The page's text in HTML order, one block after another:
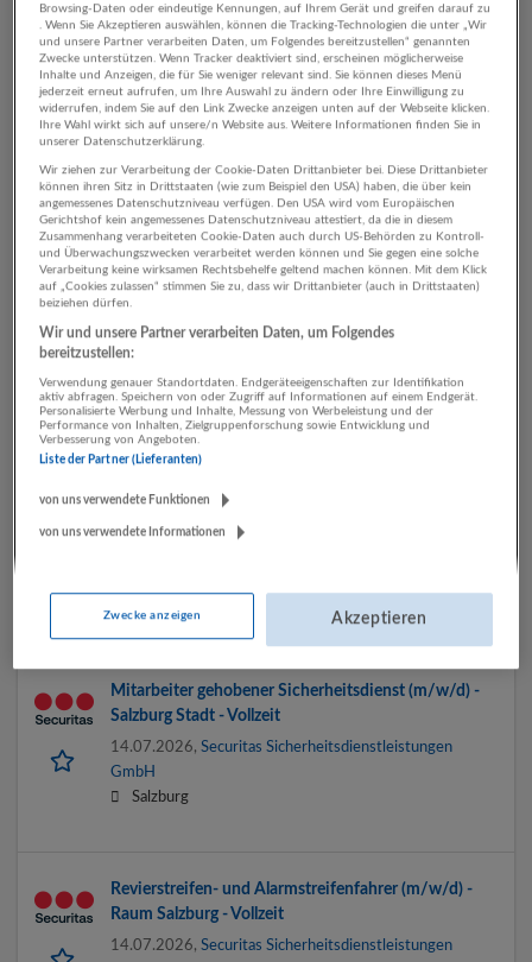
CRAZY Chef de Rang (all genders)
15.07.2026,St. Peter Stiftskulinarium
Salzburg
GENUSSMENSCH Chef de Partie (all genders)
15.07.2026,St. Peter Stiftskulinarium
Salzburg
Privatkundenberater:in (m/w/d)
15.07.2026, Rehrl + Partner Personalberatung GmbH
Salzburg
Mitarbeiter Baustellenwachdienst (m/w/d) -
4484 Kronstorf
Mitarbeiter gehobener Sicherheitsdienst (m/w/d) -
Salzburg Stadt - Vollzeit
14.07.2026, Securitas Sicherheitsdienstleistungen
GmbH
Salzburg
Revierstreifen- und Alarmstreifenfahrer (m/w/d) -
Raum Salzburg - Vollzeit
14.07.2026, Securitas Sicherheitsdienstleistungen
Browsing-Daten oder eindeutige Kennungen, auf Ihrem Gerät und greifen darauf zu
. Wenn Sie Akzeptieren auswählen, können die Tracking-Technologien die unter „Wir
und unsere Partner verarbeiten Daten, um Folgendes bereitzustellen“ genannten
Zwecke unterstützen. Wenn Tracker deaktiviert sind, erscheinen möglicherweise
Inhalte und Anzeigen, die für Sie weniger relevant sind. Sie können dieses Menü
jederzeit erneut aufrufen, um Ihre Auswahl zu ändern oder Ihre Einwilligung zu
widerrufen, indem Sie auf den Link Zwecke anzeigen unten auf der Webseite klicken.
Ihre Wahl wirkt sich auf unsere/n Website aus. Weitere Informationen finden Sie in
unserer Datenschutzerklärung.
Wir ziehen zur Verarbeitung der Cookie-Daten Drittanbieter bei. Diese Drittanbieter
können ihren Sitz in Drittstaaten (wie zum Beispiel den USA) haben, die über kein
angemessenes Datenschutzniveau verfügen. Den USA wird vom Europäischen
Gerichtshof kein angemessenes Datenschutzniveau attestiert, da die in diesem
Zusammenhang verarbeiteten Cookie-Daten auch durch US-Behörden zu Kontroll-
und Überwachungszwecken verarbeitet werden können und Sie gegen eine solche
Verarbeitung keine wirksamen Rechtsbehelfe geltend machen können. Mit dem Klick
auf „Cookies zulassen“ stimmen Sie zu, dass wir Drittanbieter (auch in Drittstaaten)
beiziehen dürfen.
Wir und unsere Partner verarbeiten Daten, um Folgendes
bereitzustellen:
Verwendung genauer Standortdaten. Endgeräteeigenschaften zur Identifikation
aktiv abfragen. Speichern von oder Zugriff auf Informationen auf einem Endgerät.
Personalisierte Werbung und Inhalte, Messung von Werbeleistung und der
Performance von Inhalten, Zielgruppenforschung sowie Entwicklung und
Verbesserung von Angeboten.
Liste der Partner (Lieferanten)
von uns verwendete Funktionen
von uns verwendete Informationen
Zwecke anzeigen Akzeptieren